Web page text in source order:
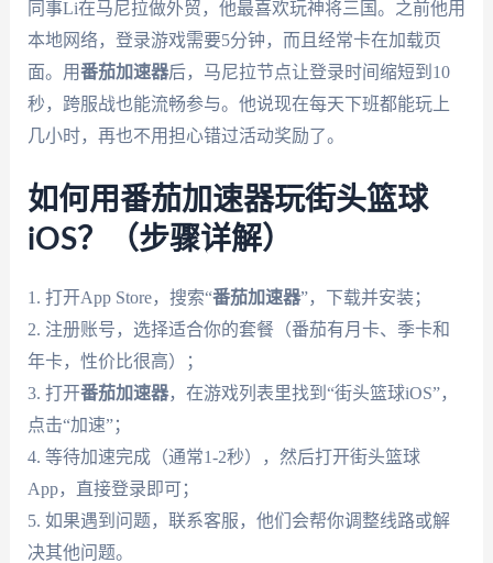
同事Li在马尼拉做外贸，他最喜欢玩神将三国。之前他用
本地网络，登录游戏需要5分钟，而且经常卡在加载页
面。用番茄加速器后，马尼拉节点让登录时间缩短到10
秒，跨服战也能流畅参与。他说现在每天下班都能玩上
几小时，再也不用担心错过活动奖励了。
如何用番茄加速器玩街头篮球
iOS？（步骤详解）
1. 打开App Store，搜索“番茄加速器”，下载并安装；
2. 注册账号，选择适合你的套餐（番茄有月卡、季卡和
年卡，性价比很高）；
3. 打开番茄加速器，在游戏列表里找到“街头篮球iOS”，
点击“加速”；
4. 等待加速完成（通常1-2秒），然后打开街头篮球
App，直接登录即可；
5. 如果遇到问题，联系客服，他们会帮你调整线路或解
决其他问题。